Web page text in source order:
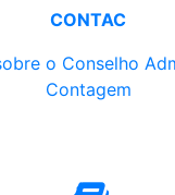
CONTAC
o Conselho
Contagem